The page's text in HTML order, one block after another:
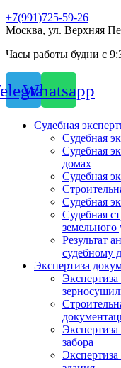
+7(991)725-59-26
Москва, ул. Верхняя
Часы работы будни с
Whatsapp
Судебная
Судебная
Судебная
домах
Судебная
Судебная
Судебная
земельного
Результат
судебному
Экспертиза
забора
Экспертиза